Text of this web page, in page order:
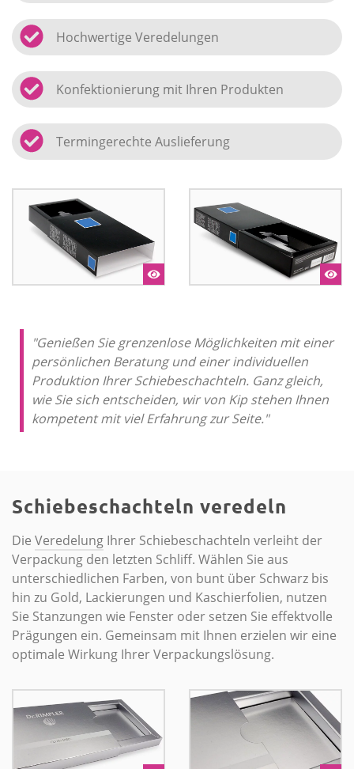
Hochwertige Veredelungen
Konfektionierung mit Ihren Produkten
Termingerechte Auslieferung
"Genießen Sie grenzenlose Möglichkeiten mit einer
persönlichen Beratung und einer individuellen
Produktion Ihrer Schiebeschachteln. Ganz gleich,
wie Sie sich entscheiden, wir von Kip stehen Ihnen
kompetent mit viel Erfahrung zur Seite."
Schiebeschachteln veredeln
Die Veredelung Ihrer Schiebeschachteln verleiht der
Verpackung den letzten Schliff. Wählen Sie aus
unterschiedlichen Farben, von bunt über Schwarz bis
hin zu Gold, Lackierungen und Kaschierfolien, nutzen
Sie Stanzungen wie Fenster oder setzen Sie effektvolle
Prägungen ein. Gemeinsam mit Ihnen erzielen wir eine
optimale Wirkung Ihrer Verpackungslösung.